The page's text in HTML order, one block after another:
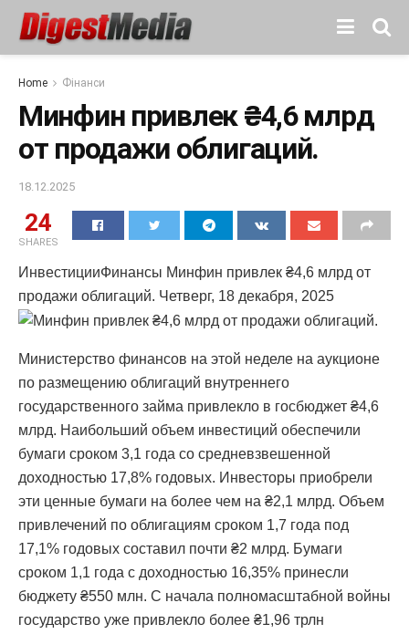
Home Фінанси
Минфин привлек ₴4,6 млрд
от продажи облигаций.
18.12.2025
24
SHARES
ИнвестицииФинансы Минфин привлек ₴4,6 млрд от
продажи облигаций. Четверг, 18 декабря, 2025
Министерство финансов на этой неделе на аукционе
по размещению облигаций внутреннего
государственного займа привлекло в госбюджет ₴4,6
млрд. Наибольший объем инвестиций обеспечили
бумаги сроком 3,1 года со средневзвешенной
доходностью 17,8% годовых. Инвесторы приобрели
эти ценные бумаги на более чем на ₴2,1 млрд. Объем
привлечений по облигациям сроком 1,7 года под
17,1% годовых составил почти ₴2 млрд. Бумаги
сроком 1,1 года с доходностью 16,35% принесли
бюджету ₴550 млн. С начала полномасштабной войны
государство уже привлекло более ₴1,96 трлн